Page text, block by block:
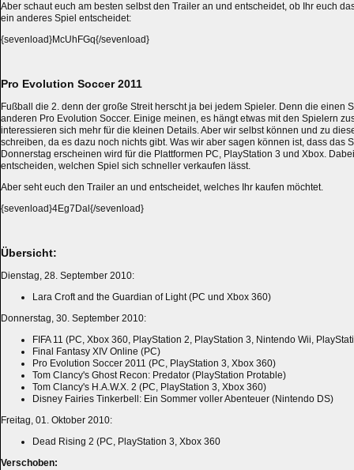
Aber schaut euch am besten selbst den Trailer an und entscheidet, ob Ihr euch
ein anderes Spiel entscheidet:
{sevenload}McUhFGq{/sevenload}
Pro Evolution Soccer 2011
Fußball die 2. denn der große Streit herscht ja bei jedem Spieler. Denn die einen
anderen Pro Evolution Soccer. Einige meinen, es hängt etwas mit den Spielern
interessieren sich mehr für die kleinen Details. Aber wir selbst können und zu
schreiben, da es dazu noch nichts gibt. Was wir aber sagen können ist, dass das
Donnerstag erscheinen wird für die Plattformen PC, PlayStation 3 und Xbox.
entscheiden, welchen Spiel sich schneller verkaufen lässt.
Aber seht euch den Trailer an und entscheidet, welches Ihr kaufen möchtet.
{sevenload}4Eg7Dal{/sevenload}
Übersicht:
Dienstag, 28. September 2010:
Lara Croft and the Guardian of Light (PC und Xbox 360)
Donnerstag, 30. September 2010:
FIFA 11 (PC, Xbox 360, PlayStation 2, PlayStation 3, Nintendo Wii,
Final Fantasy XIV Online (PC)
Pro Evolution Soccer 2011 (PC, PlayStation 3, Xbox 360)
Tom Clancy's Ghost Recon: Predator (PlayStation Protable)
Tom Clancy's H.A.W.X. 2 (PC, PlayStation 3, Xbox 360)
Disney Fairies Tinkerbell: Ein Sommer voller Abenteuer (Nintendo DS)
Freitag, 01. Oktober 2010:
Dead Rising 2 (PC, PlayStation 3, Xbox 360
Verschoben: